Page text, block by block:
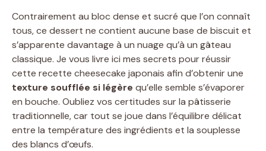
Contrairement au bloc dense et sucré que l’on connaît
tous, ce dessert ne contient aucune base de biscuit et
s’apparente davantage à un nuage qu’à un gâteau
classique. Je vous livre ici mes secrets pour réussir
cette recette cheesecake japonais afin d’obtenir une
texture soufflée si légère qu’elle semble s’évaporer
en bouche. Oubliez vos certitudes sur la pâtisserie
traditionnelle, car tout se joue dans l’équilibre délicat
entre la température des ingrédients et la souplesse
des blancs d’œufs.